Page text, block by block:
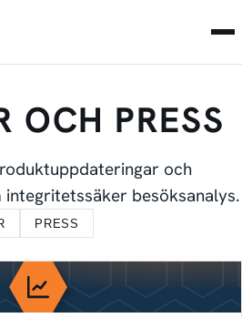
OCH PRESS
och
integritetssäker besöksanalys.
PRESS